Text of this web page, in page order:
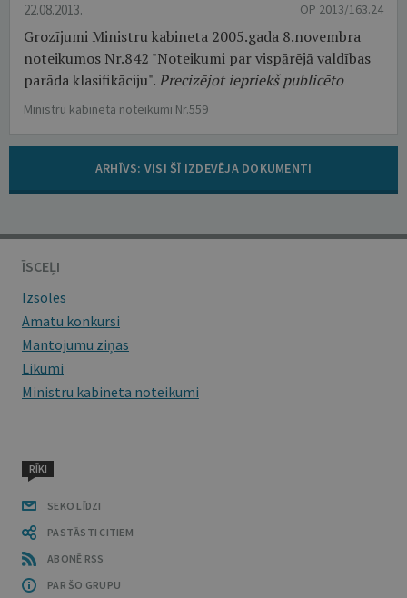
22.08.2013. OP 2013/163.24
Grozījumi Ministru kabineta 2005.gada 8.novembra
noteikumos Nr.842 "Noteikumi par vispārējā valdības
parāda klasifikāciju".Precizējot iepriekš publicēto
Ministru kabineta noteikumi Nr.559
ARHĪVS: VISI ŠĪ IZDEVĒJA DOKUMENTI
ĪSCEĻI
Izsoles
Amatu konkursi
Mantojumu ziņas
Likumi
Ministru kabineta noteikumi
RĪKI
SEKO LĪDZI
PASTĀSTI CITIEM
ABONĒ RSS
PAR ŠO GRUPU